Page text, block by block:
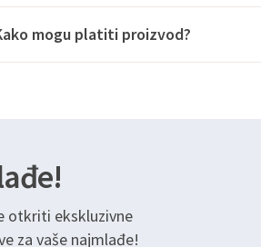
mogu platiti proizvod?
otkriti ekskluzivne
za vaše najmlađe!